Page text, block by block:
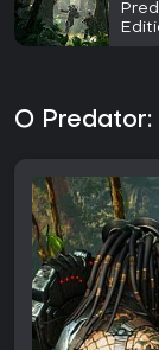
O Predator: